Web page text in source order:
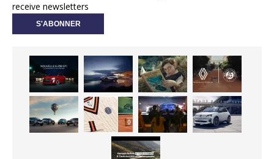
receive newsletters